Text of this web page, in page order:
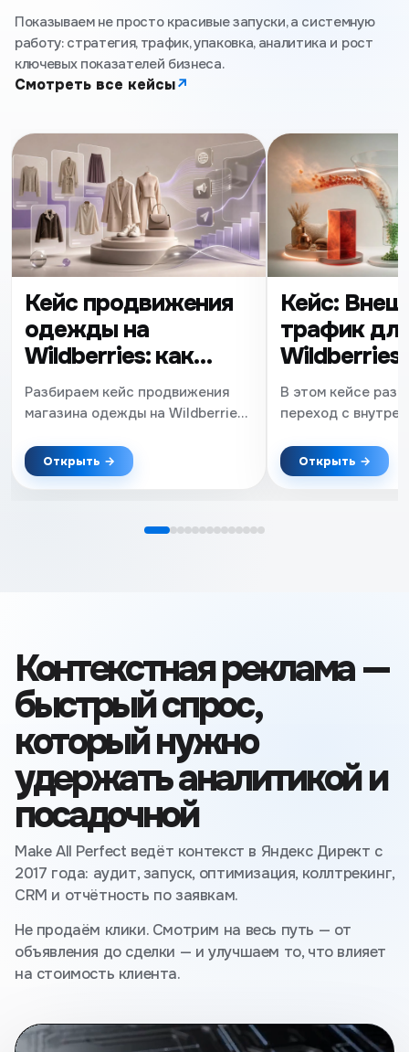
Показываем не просто красивые запуски, а системную
работу: стратегия, трафик, упаковка, аналитика и рост
ключевых показателей бизнеса.
Смотреть все кейсы↗
Кейс продвижения
одежды на
Wildberries: как
увеличить продажи
в fashion-нише
Разбираем кейс продвижения
магазина одежды на Wildberries
Открыть →
Кейс:
трафик
заказов на
снижения
В этом кейсе
переход с
вырасти на
за месяц.
Открыть →
Контекстная реклама —
быстрый спрос,
который нужно
удержать аналитикой и
посадочной
Make All Perfect ведёт контекст в Яндекс Директ с
2017 года: аудит, запуск, оптимизация, коллтрекинг,
CRM и отчётность по заявкам.
Не продаём клики. Смотрим на весь путь — от
объявления до сделки — и улучшаем то, что влияет
на стоимость клиента.